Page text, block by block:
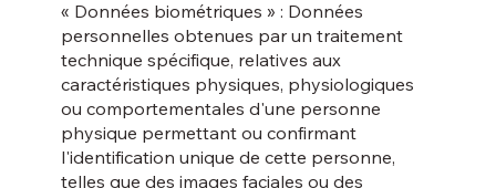
« Données biométriques » : Données
personnelles obtenues par un traitement
technique spécifique, relatives aux
caractéristiques physiques, physiologiques
ou comportementales d'une personne
physique permettant ou confirmant
l'identification unique de cette personne,
telles que des images faciales ou des